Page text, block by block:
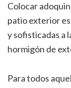
Colocar
patio exterior
y sofisticadas a
hormigón de
Para todos